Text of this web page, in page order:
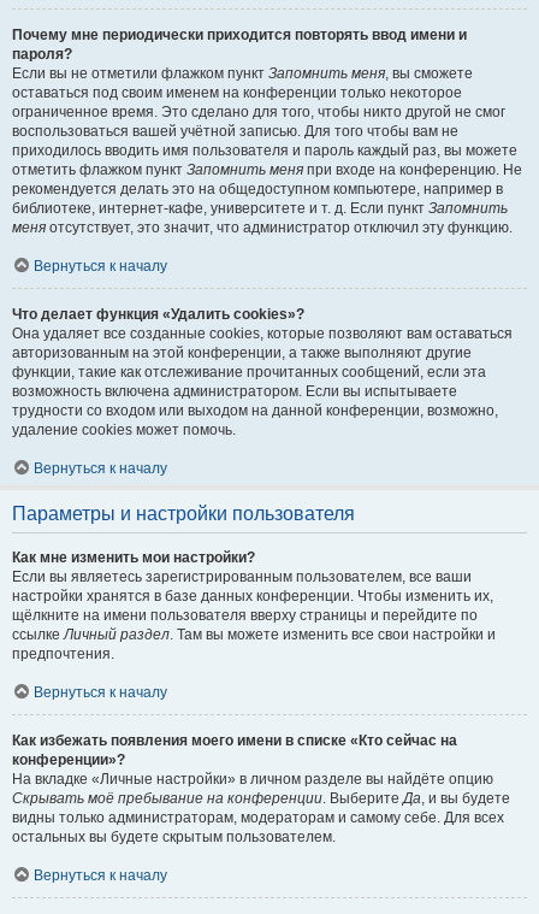
Почему мне периодически приходится повторять ввод имени и
пароля?
Если вы не отметили флажком пункт Запомнить меня, вы сможете
оставаться под своим именем на конференции только некоторое
ограниченное время. Это сделано для того, чтобы никто другой не смог
воспользоваться вашей учётной записью. Для того чтобы вам не
приходилось вводить имя пользователя и пароль каждый раз, вы можете
отметить флажком пункт Запомнить меня при входе на конференцию. Не
рекомендуется делать это на общедоступном компьютере, например в
библиотеке, интернет-кафе, университете и т. д. Если пункт Запомнить
меня отсутствует, это значит, что администратор отключил эту функцию.
Вернуться к началу
Что делает функция «Удалить cookies»?
Она удаляет все созданные cookies, которые позволяют вам оставаться
авторизованным на этой конференции, а также выполняют другие
функции, такие как отслеживание прочитанных сообщений, если эта
возможность включена администратором. Если вы испытываете
трудности со входом или выходом на данной конференции, возможно,
удаление cookies может помочь.
Вернуться к началу
Параметры и настройки пользователя
Как мне изменить мои настройки?
Если вы являетесь зарегистрированным пользователем, все ваши
настройки хранятся в базе данных конференции. Чтобы изменить их,
щёлкните на имени пользователя вверху страницы и перейдите по
ссылкеЛичный раздел. Там вы можете изменить все свои настройки и
предпочтения.
Вернуться к началу
Как избежать появления моего имени в списке «Кто сейчас на
конференции»?
На вкладке «Личные настройки» в личном разделе вы найдёте опцию
Скрывать моё пребывание на конференции. ВыберитеДа, и вы будете
видны только администраторам, модераторам и самому себе. Для всех
остальных вы будете скрытым пользователем.
Вернуться к началу